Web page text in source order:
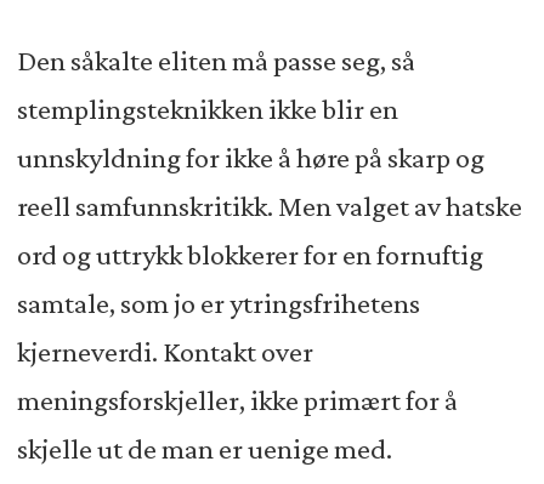
Den såkalte eliten må passe seg, så
stemplingsteknikken ikke blir en
unnskyldning for ikke å høre på skarp og
reell samfunnskritikk. Men valget av hatske
ord og uttrykk blokkerer for en fornuftig
samtale, som jo er ytringsfrihetens
kjerneverdi. Kontakt over
meningsforskjeller, ikke primært for å
skjelle ut de man er uenige med.